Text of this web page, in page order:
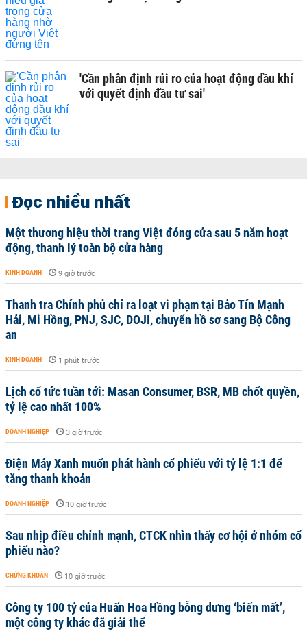
'Cần phân định rủi ro của hoạt động dầu khí
với quyết định đầu tư sai'
Đọc nhiều nhất
Một thương hiệu thời trang Việt đóng cửa sau 5 năm hoạt
động, thanh lý toàn bộ cửa hàng
KINH DOANH - 9 giờ trước
Thanh tra Chính phủ chỉ ra loạt vi phạm tại Bảo Tín Mạnh
Hải, Mi Hồng, PNJ, SJC, DOJI, chuyển hồ sơ sang Bộ Công
an
KINH DOANH - 1 phút trước
Lịch cổ tức tuần tới: Masan Consumer, BSR, MB chốt quyền,
tỷ lệ cao nhất 100%
DOANH NGHIỆP - 3 giờ trước
Điện Máy Xanh muốn phát hành cổ phiếu với tỷ lệ 1:1 để
tăng thanh khoản
DOANH NGHIỆP - 10 giờ trước
Sau nhịp điều chỉnh mạnh, CTCK nhìn thấy cơ hội ở nhóm cổ
phiếu nào?
CHỨNG KHOÁN - 10 giờ trước
Công ty 100 tỷ của Huấn Hoa Hồng bỗng dưng ‘biến mất’,
một công ty khác đã giải thể